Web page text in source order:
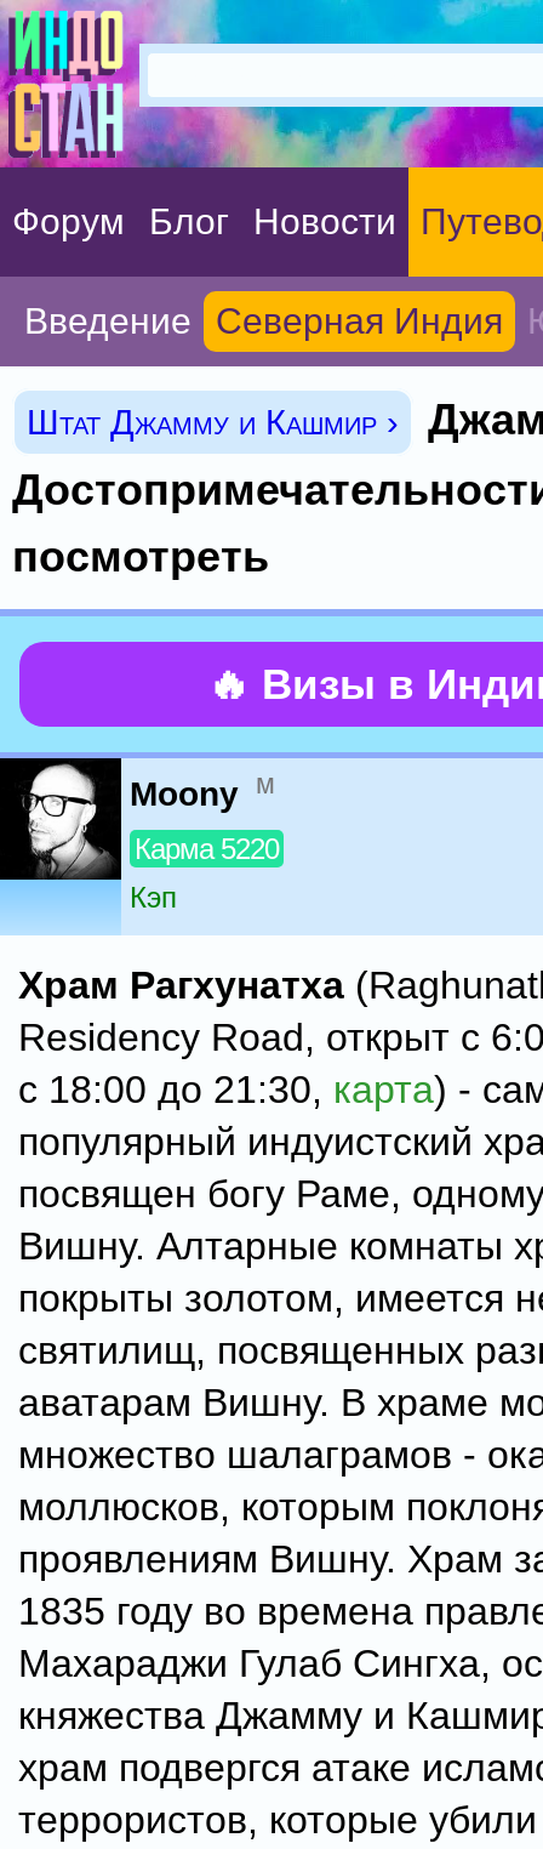
Форум Блог Новости
Введение Северная Индия
Штат Джамму и Кашмир ›
посмотреть
🔥 Визы в
Moony м
Карма 5220
Кэп
Храм Рагхунатха
Residency Road, открыт с
с 18:00 до 21:30, карта) -
популярный индуистский
посвящен богу Раме,
Вишну. Алтарные комнаты
покрыты золотом, имеется
святилищ, посвященных
аватарам Вишну. В храме
множество шалаграмов -
моллюсков, которым
проявлениям Вишну. Храм
1835 году во времена
Махараджи Гулаб Сингха,
княжества Джамму и
храм подвергся атаке
террористов, которые